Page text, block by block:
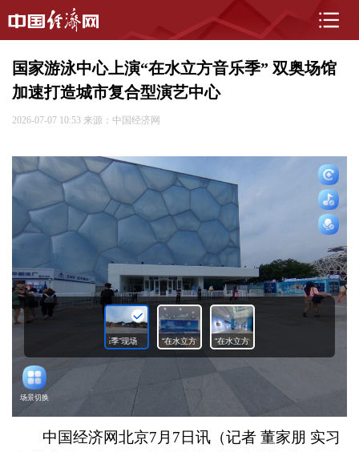
国家游泳中心上演“在水立方音乐季” 双奥场馆
加速打造城市复合型演艺中心
2026-07-07 10:53 来源：中国经济网
中国经济网北京7月7日讯（记者 董家朋 实习